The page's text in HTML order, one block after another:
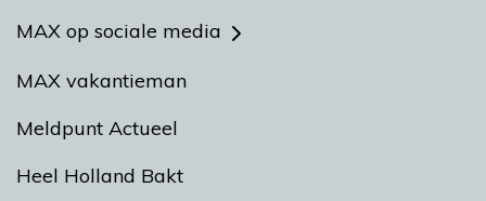
MAX op sociale media
MAX vakantieman
Meldpunt Actueel
Heel Holland Bakt